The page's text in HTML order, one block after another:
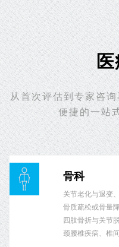
从⾸次评估到专家咨
便捷的一站
骨科
关节老化与退变
骨质疏松或骨量
四肢骨折与关节
颈腰椎疾病、椎